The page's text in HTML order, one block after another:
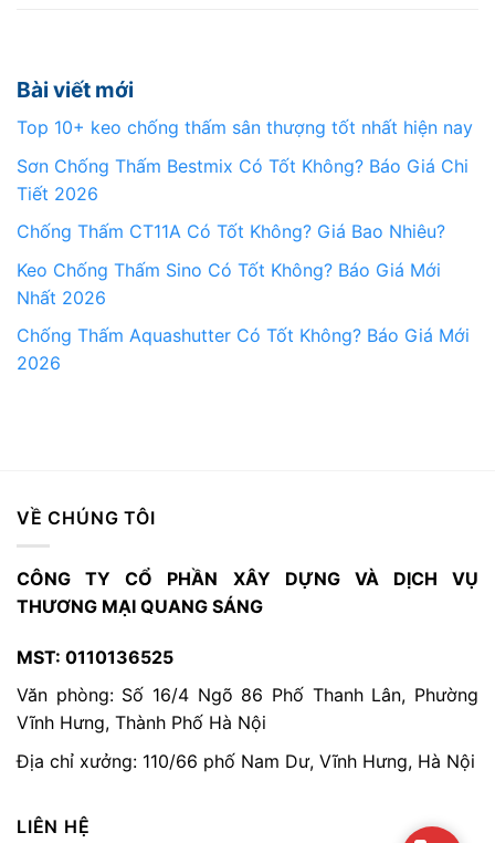
Bài viết mới
Top 10+ keo chống thấm sân thượng tốt nhất hiện nay
Sơn Chống Thấm Bestmix Có Tốt Không? Báo Giá Chi
Tiết 2026
Chống Thấm CT11A Có Tốt Không? Giá Bao Nhiêu?
Keo Chống Thấm Sino Có Tốt Không? Báo Giá Mới
Nhất 2026
Chống Thấm Aquashutter Có Tốt Không? Báo Giá Mới
2026
VỀ CHÚNG TÔI
CÔNG TY CỔ PHẦN XÂY DỰNG VÀ DỊCH VỤ
THƯƠNG MẠI QUANG SÁNG
MST: 0110136525
Văn phòng: Số 16/4 Ngõ 86 Phố Thanh Lân, Phường
Vĩnh Hưng, Thành Phố Hà Nội
Địa chỉ xưởng: 110/66 phố Nam Dư, Vĩnh Hưng, Hà Nội
LIÊN HỆ